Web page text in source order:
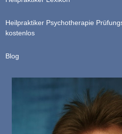
Heilpraktiker Psychotherapie
kostenlos
Blog